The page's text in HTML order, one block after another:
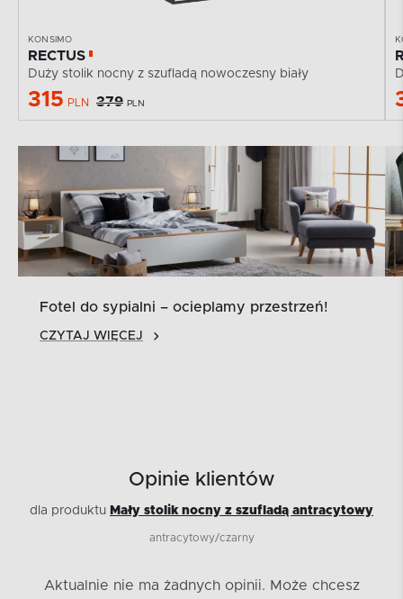
KONSIMO
RECTUS
Duży stolik nocny z szufladą nowoczesny biały
315 PLN 379 PLN
Fotel do sypialni – ocieplamy przestrzeń!
CZYTAJ WIĘCEJ
Opinie klientów
dla produktu Mały stolik nocny z szufladą antracytowy
antracytowy/czarny
Aktualnie nie ma żadnych opinii. Może chcesz